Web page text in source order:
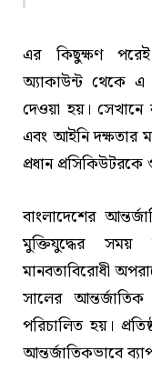
এর কিছুক্ষণ
অ্যাকাউন্ট থেকে
দেওয়া হয়। সেখানে
এবং আইনি দক্ষতার
প্রধান
বাংলাদেশের
মুক্তিযুদ্ধের সময়
মানবতাবিরোধী
সালের
পরিচালিত হয়।
আন্তর্জাতিকভাবে